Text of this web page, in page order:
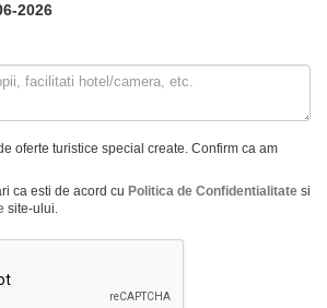
2026
oferte turistice special create. Confirm ca am
ca esti de acord cu Politica de Confidentialitate si
site-ului.